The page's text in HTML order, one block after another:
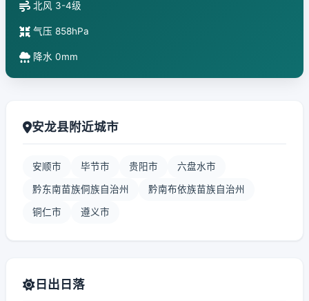
北风 3-4级
气压 858hPa
降水 0mm
安龙县附近城市
安顺市 毕节市 贵阳市 六盘水市
黔东南苗族侗族自治州 黔南布依族苗族自治州
铜仁市 遵义市
日出日落